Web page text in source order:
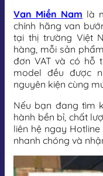
Van Miền Nam là
chính hãng van
tại thị trường Việt
hàng, mỗi sản
đơn VAT và có hỗ
model đều được
nguyên kiện cùng
Nếu bạn đang tìm
hành bền bỉ, chất
liên hệ ngay
nhanh chóng và